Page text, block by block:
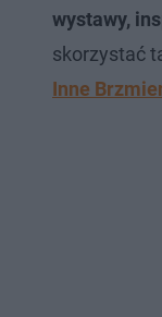
wystawy,
skorzystać
Inne